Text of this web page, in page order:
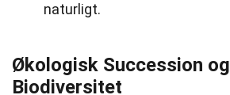
naturligt.
Økologisk Succession og
Biodiversitet